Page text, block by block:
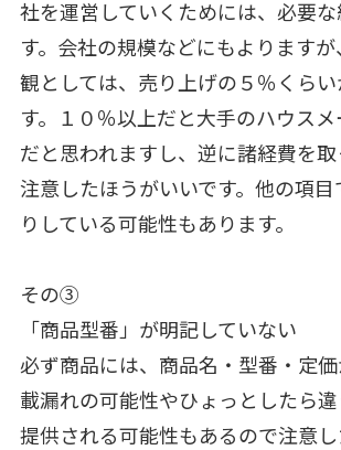
社を運営していくためには、必要
す。会社の規模などにもよります
観としては、売り上げの５％くら
す。１０％以上だと大手のハウス
だと思われますし、逆に諸経費を
注意したほうがいいです。他の項
りしている可能性もあります。
その③
「商品型番」が明記していない
必ず商品には、商品名・型番・定
載漏れの可能性やひょっとしたら
提供される可能性もあるので注意